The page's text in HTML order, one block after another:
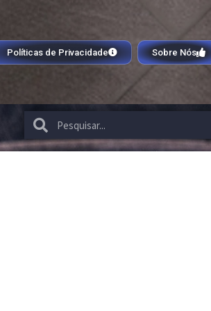
Políticas de Privacidade Sobre Nós